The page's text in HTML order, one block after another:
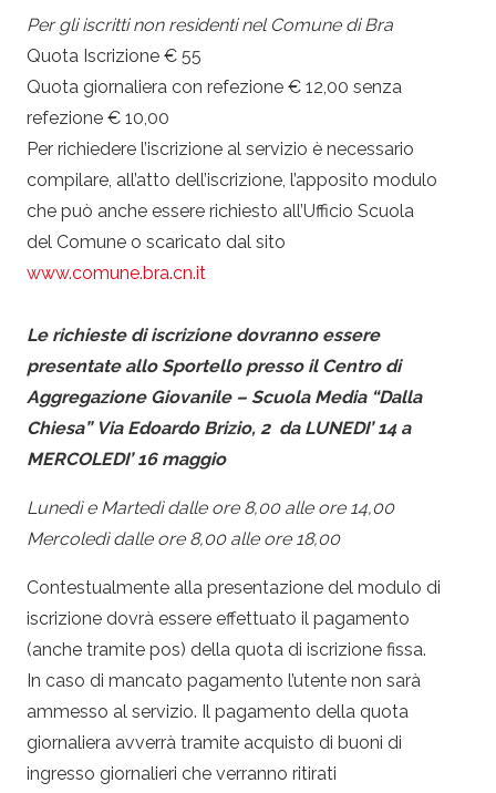
Per gli iscritti non residenti nel Comune di Bra
Quota Iscrizione € 55
Quota giornaliera con refezione € 12,00 senza
refezione € 10,00
Per richiedere l’iscrizione al servizio è necessario
compilare, all’atto dell’iscrizione, l’apposito modulo
che può anche essere richiesto all’Ufficio Scuola
del Comune o scaricato dal sito
www.comune.bra.cn.it
Le richieste di iscrizione dovranno essere
presentate allo Sportello presso il Centro di
Aggregazione Giovanile – Scuola Media “Dalla
Chiesa” Via Edoardo Brizio, 2 da LUNEDI’ 14 a
MERCOLEDI’ 16 maggio
Lunedì e Martedì dalle ore 8,00 alle ore 14,00
Mercoledì dalle ore 8,00 alle ore 18,00
Contestualmente alla presentazione del modulo di
iscrizione dovrà essere effettuato il pagamento
(anche tramite pos) della quota di iscrizione fissa.
In caso di mancato pagamento l’utente non sarà
ammesso al servizio. Il pagamento della quota
giornaliera avverrà tramite acquisto di buoni di
ingresso giornalieri che verranno ritirati